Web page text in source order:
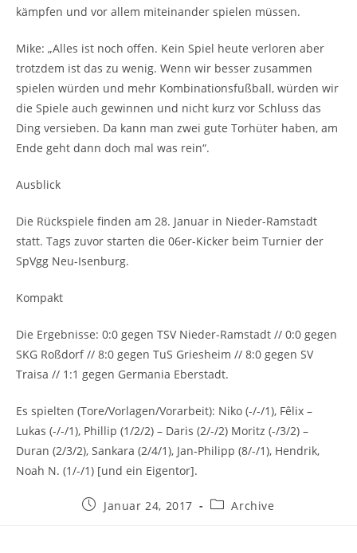
kämpfen und vor allem miteinander spielen müssen.
Mike: „Alles ist noch offen. Kein Spiel heute verloren aber
trotzdem ist das zu wenig. Wenn wir besser zusammen
spielen würden und mehr Kombinationsfußball, würden wir
die Spiele auch gewinnen und nicht kurz vor Schluss das
Ding versieben. Da kann man zwei gute Torhüter haben, am
Ende geht dann doch mal was rein“.
Ausblick
Die Rückspiele finden am 28. Januar in Nieder-Ramstadt
statt. Tags zuvor starten die 06er-Kicker beim Turnier der
SpVgg Neu-Isenburg.
Kompakt
Die Ergebnisse: 0:0 gegen TSV Nieder-Ramstadt // 0:0 gegen
SKG Roßdorf // 8:0 gegen TuS Griesheim // 8:0 gegen SV
Traisa // 1:1 gegen Germania Eberstadt.
Es spielten (Tore/Vorlagen/Vorarbeit): Niko (-/-/1), Fêlix –
Lukas (-/-/1), Phillip (1/2/2) – Daris (2/-/2) Moritz (-/3/2) –
Duran (2/3/2), Sankara (2/4/1), Jan-Philipp (8/-/1), Hendrik,
Noah N. (1/-/1) [und ein Eigentor].
BeitragJanuar 24, 2017
Beitrags-
Archive